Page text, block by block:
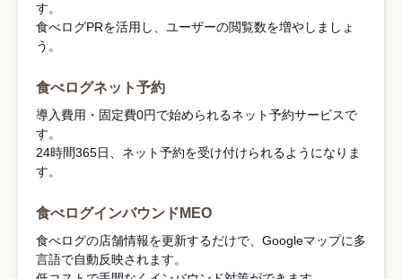
す。
食べログPRを活用し、ユーザーの閲覧数を増やしましょ
う。
食べログネット予約
導入費用・固定費0円で始められるネット予約サービスで
す。
24時間365日、ネット予約を受け付けられるようになりま
す。
食べログインバウンドMEO
食べログの店舗情報を更新するだけで、Googleマップに多
言語で自動反映されます。